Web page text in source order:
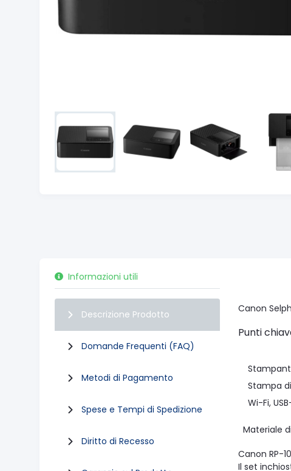
Informazioni utili
Descrizione Prodotto
Domande Frequenti (FAQ)
Metodi di Pagamento
Spese e Tempi di Spedizione
Diritto di Recesso
Canon
Punti
Stampa
Wi-Fi,
Materiale
Canon RP-
Il set